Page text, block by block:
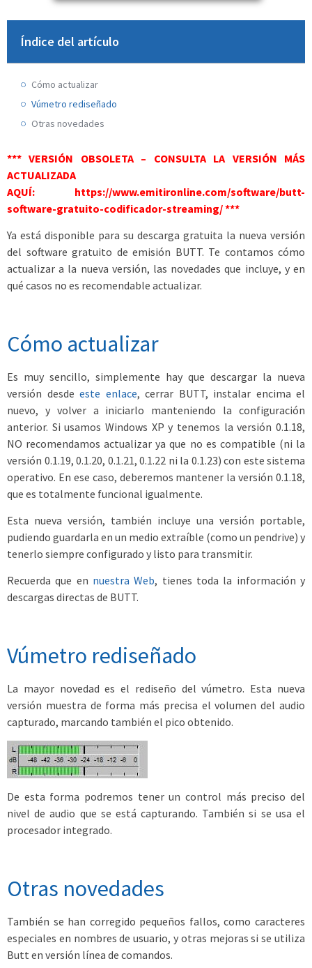
Índice del artículo
Cómo actualizar
Vúmetro rediseñado
Otras novedades
*** VERSIÓN OBSOLETA – CONSULTA LA VERSIÓN MÁS
ACTUALIZADA
AQUÍ: https://www.emitironline.com/software/butt-
software-gratuito-codificador-streaming/***
Ya está disponible para su descarga gratuita la nueva versión
del software gratuito de emisión BUTT. Te contamos cómo
actualizar a la nueva versión, las novedades que incluye, y en
qué casos no es recomendable actualizar.
Cómo actualizar
Es muy sencillo, simplemente hay que descargar la nueva
versión desde este enlace, cerrar BUTT, instalar encima el
nuevo, y volver a iniciarlo manteniendo la configuración
anterior. Si usamos Windows XP y tenemos la versión 0.1.18,
NO recomendamos actualizar ya que no es compatible (ni la
versión 0.1.19, 0.1.20, 0.1.21, 0.1.22 ni la 0.1.23) con este sistema
operativo. En ese caso, deberemos mantener la versión 0.1.18,
que es totalmente funcional igualmente.
Esta nueva versión, también incluye una versión portable,
pudiendo guardarla en un medio extraíble (como un pendrive) y
tenerlo siempre configurado y listo para transmitir.
Recuerda que en nuestra Web, tienes toda la información y
descargas directas de BUTT.
Vúmetro rediseñado
La mayor novedad es el rediseño del vúmetro. Esta nueva
versión muestra de forma más precisa el volumen del audio
capturado, marcando también el pico obtenido.
De esta forma podremos tener un control más preciso del
nivel de audio que se está capturando. También si se usa el
procesador integrado.
Otras novedades
También se han corregido pequeños fallos, como caracteres
especiales en nombres de usuario, y otras mejoras si se utiliza
Butt en versión línea de comandos.